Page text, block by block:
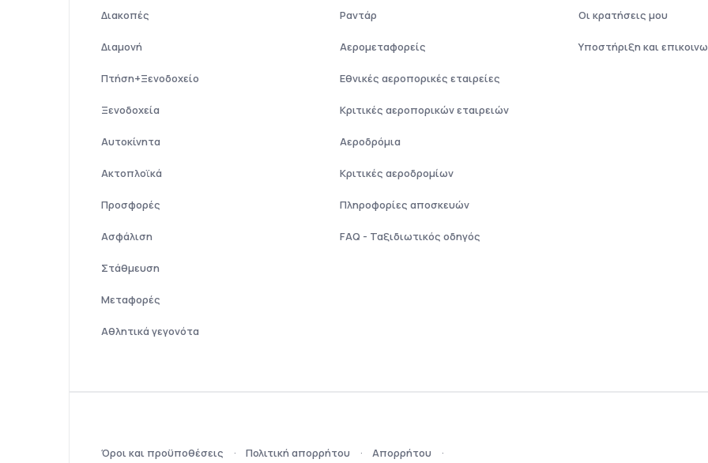
Διακοπές
Διαμονή
Πτήση+Ξενοδοχείο
Ξενοδοχεία
Αυτοκίνητα
Ακτοπλοϊκά
Προσφορές
Ασφάλιση
Στάθμευση
Μεταφορές
Αθλητικά γεγονότα
Ραντάρ
Αερομεταφορείς
Εθνικές αεροπορικές εταιρείες
Κριτικές αεροπορικών εταιρειών
Αεροδρόμια
Κριτικές αεροδρομίων
Πληροφορίες αποσκευών
FAQ - Ταξιδιωτικός οδηγός
Οι κρατήσεις μου
Υποστήριξη και
Όροι και προϋποθέσεις Πολιτική απορρήτου Απορρήτου